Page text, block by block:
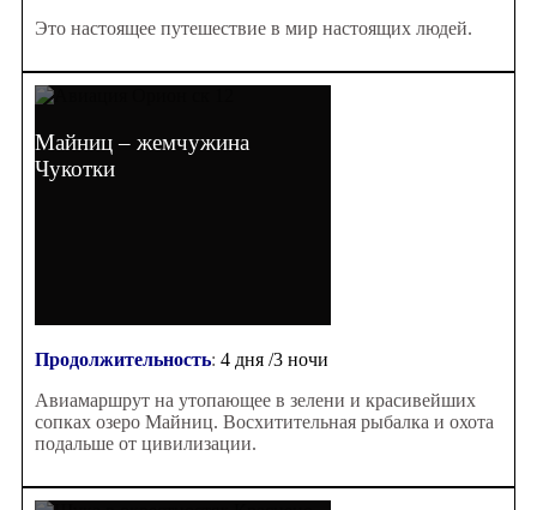
Это настоящее путешествие в мир настоящих людей.
Майниц – жемчужина
Чукотки
Продолжительность: 4 дня /3 ночи
Авиамаршрут на утопающее в зелени и красивейших
сопках озеро Майниц. Восхитительная рыбалка и охота
подальше от цивилизации.